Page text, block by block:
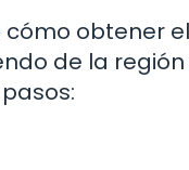
obtener
de la